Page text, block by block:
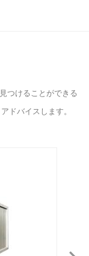
つけることができる
ドバイスします。